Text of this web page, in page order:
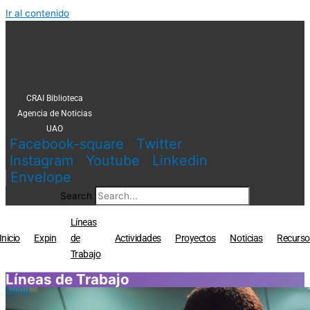
Ir al contenido
CRAI Biblioteca
Agencia de Noticias
UAO
Facebook-square
Twitter
Instagram
Youtube
Linkedin
Envelope
Search
Expin
Líneas
de
Trabajo
Actividades Proyectos Noticias
Menú
Líneas de Trabajo